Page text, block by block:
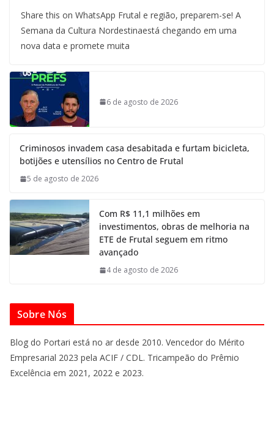
Share this on WhatsApp Frutal e região, preparem-se! A
Semana da Cultura Nordestinaestá chegando em uma
nova data e promete muita
6 de agosto de 2026
Criminosos invadem casa desabitada e furtam bicicleta,
botijões e utensílios no Centro de Frutal
5 de agosto de 2026
Com R$ 11,1 milhões em
investimentos, obras de melhoria na
ETE de Frutal seguem em ritmo
avançado
4 de agosto de 2026
Sobre Nós
Blog do Portari está no ar desde 2010. Vencedor do Mérito
Empresarial 2023 pela ACIF / CDL. Tricampeão do Prêmio
Excelência em 2021, 2022 e 2023.